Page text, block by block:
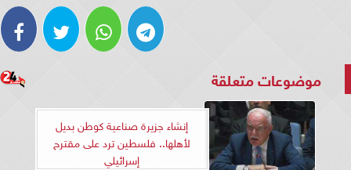
موضوعات متعلقة
إنشاء جزيرة صناعية كوطن بديل
لأهلها.. فلسطين ترد على مقترح
إسرائيلي